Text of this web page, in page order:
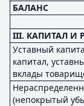
БАЛАНС
III. КАПИТАЛ И
Уставный
капитал,
вклады
(непокрытый